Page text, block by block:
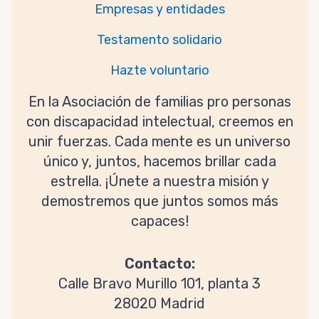
Empresas y entidades
Testamento solidario
Hazte voluntario
En la Asociación de familias pro personas
con discapacidad intelectual, creemos en
unir fuerzas. Cada mente es un universo
único y, juntos, hacemos brillar cada
estrella. ¡Únete a nuestra misión y
demostremos que juntos somos más
capaces!
Contacto:
Calle Bravo Murillo 101, planta 3
28020 Madrid